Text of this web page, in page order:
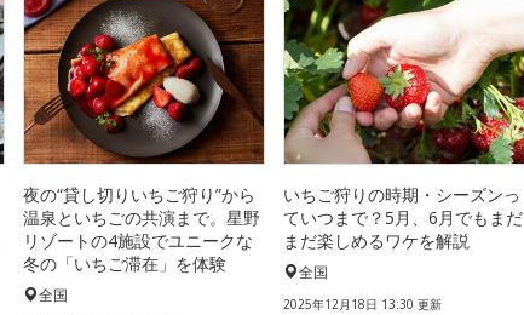
夜の“貸し切りいちご狩り”から
温泉といちごの共演まで。星野
リゾートの4施設でユニークな
冬の「いちご滞在」を体験
全国
いちご狩りの時期・シーズンっ
ていつまで？5月、6月でもまだ
まだ楽しめるワケを解説
全国
2025年12月18日 13:30 更新